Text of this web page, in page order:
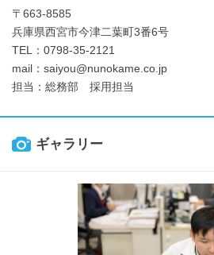
〒663-8585
兵庫県西宮市今津二葉町3番6号
TEL：0798-35-2121
mail：saiyou@nunokame.co.jp
担当：総務部 採用担当
ギャラリー